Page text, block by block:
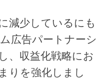
減少しているにも
広告パートナーシ
、収益化戦略にお
りを強化しまし